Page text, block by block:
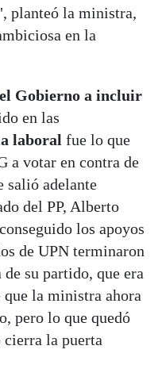
planteó la ministra,
en la
Gobierno a incluir
en las
laboral fue lo que
a votar en contra de
salió adelante
del PP, Alberto
los apoyos
de UPN terminaron
su partido, que era
la ministra ahora
pero lo que quedó
cierra la puerta